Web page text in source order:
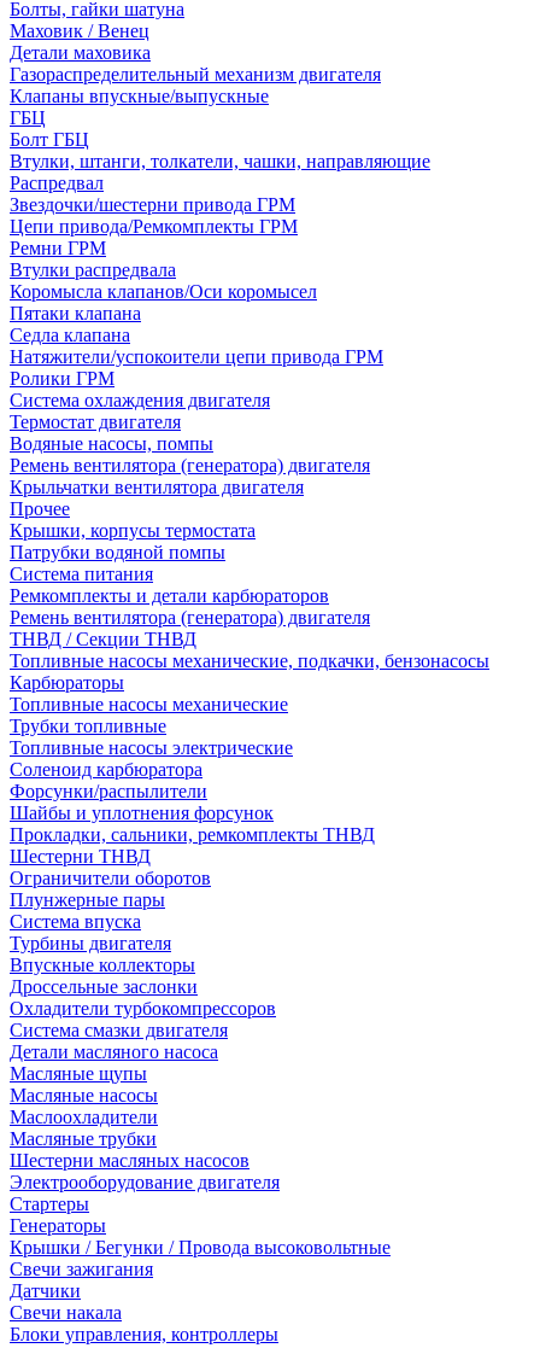
Болты, гайки шатуна
Маховик / Венец
Детали маховика
Газораспределительный механизм двигателя
Клапаны впускные/выпускные
ГБЦ
Болт ГБЦ
Втулки, штанги, толкатели, чашки, направляющие
Распредвал
Звездочки/шестерни привода ГРМ
Цепи привода/Ремкомплекты ГРМ
Ремни ГРМ
Втулки распредвала
Коромысла клапанов/Оси коромысел
Пятаки клапана
Седла клапана
Натяжители/успокоители цепи привода ГРМ
Ролики ГРМ
Система охлаждения двигателя
Термостат двигателя
Водяные насосы, помпы
Ремень вентилятора (генератора) двигателя
Крыльчатки вентилятора двигателя
Прочее
Крышки, корпусы термостата
Патрубки водяной помпы
Система питания
Ремкомплекты и детали карбюраторов
Ремень вентилятора (генератора) двигателя
ТНВД / Секции ТНВД
Топливные насосы механические, подкачки, бензонасосы
Карбюраторы
Топливные насосы механические
Трубки топливные
Топливные насосы электрические
Соленоид карбюратора
Форсунки/распылители
Шайбы и уплотнения форсунок
Прокладки, сальники, ремкомплекты ТНВД
Шестерни ТНВД
Ограничители оборотов
Плунжерные пары
Система впуска
Турбины двигателя
Впускные коллекторы
Дроссельные заслонки
Охладители турбокомпрессоров
Система смазки двигателя
Детали масляного насоса
Масляные щупы
Масляные насосы
Маслоохладители
Масляные трубки
Шестерни масляных насосов
Электрооборудование двигателя
Стартеры
Генераторы
Крышки / Бегунки / Провода высоковольтные
Свечи зажигания
Датчики
Свечи накала
Блоки управления, контроллеры